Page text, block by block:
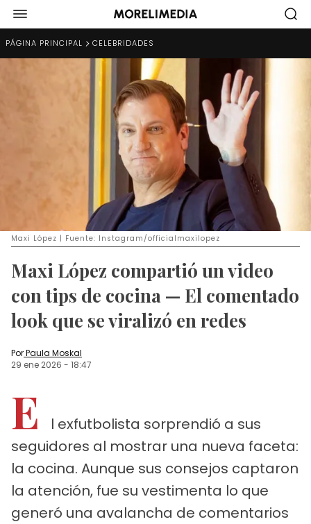
PÁGINA PRINCIPAL CELEBRIDADES
Maxi López | Fuente: Instagram/officialmaxilopez
Maxi López compartió un video
con tips de cocina — El comentado
look que se viralizó en redes
PorPaula Moskal
29 ene 2026 - 18:47
E
l exfutbolista sorprendió a sus
seguidores al mostrar una nueva faceta:
la cocina. Aunque sus consejos captaron
la atención, fue su vestimenta lo que
generó una avalancha de comentarios